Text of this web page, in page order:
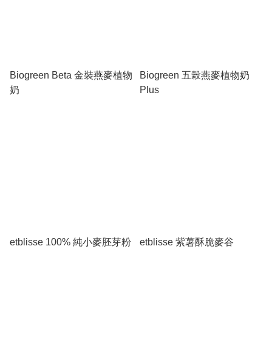
Biogreen Beta 金裝燕麥植物
奶
Biogreen 五榖燕麥植物奶
Plus
etblisse 100% 純小麥胚芽粉 etblisse 紫薯酥脆麥谷